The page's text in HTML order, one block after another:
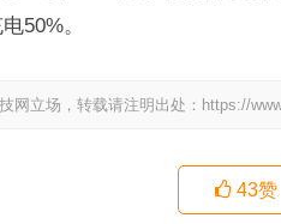
50%。
网立场，转载请注明出处： https://
43赞